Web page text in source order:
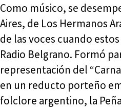
Como músico, se
Aires, de Los Hermanos
de las voces cuando
Radio Belgrano. Formó
representación del
en un reducto porteño
folclore argentino, la Peña